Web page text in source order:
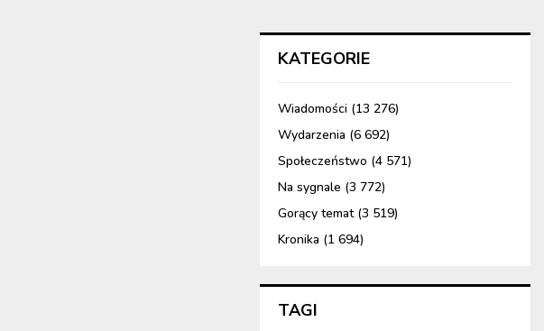
KATEGORIE
Wiadomości (13 276)
Wydarzenia (6 692)
Społeczeństwo (4 571)
Na sygnale (3 772)
Gorący temat(3 519)
Kronika (1 694)
TAGI